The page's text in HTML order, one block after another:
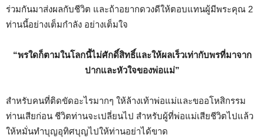
ร่วมกันมาส่งผลกับชีวิต และถ้าอยากดวงดีให้ตอบแทนผู้มีพระคุณ 2
ท่านนี้อย่างเต็มกำลัง อย่างเต็มใจ
“พรใดก็ตามในโลกนี้ไม่ศักดิ์สิทธิ์และให้ผลเร็วเท่ากับพรที่มาจาก
ปากและหัวใจของพ่อแม่”
สำหรับคนที่ติดขัดอะไรมากๆ ให้ล้างเท้าพ่อแม่และขออโหสิกรรม
ท่านเสียก่อน ชีวิตท่านจะเปลี่ยนไป สำหรับผู้ที่พ่อแม่เสียชีวิตไปแล้ว
ให้หมั่นทำบุญอุทิศบุญไปให้ท่านอย่าได้ขาด